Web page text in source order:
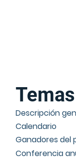
Descripción
Calendario
Ganadores del
Conferencia